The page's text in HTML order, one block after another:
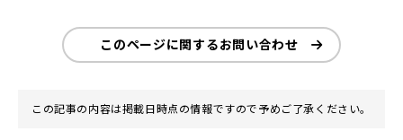
このページに関するお問い合わせ
この記事の内容は掲載日時点の情報ですので予めご了承ください。